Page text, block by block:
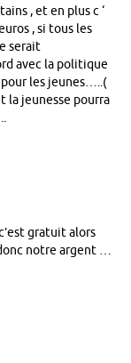
, et en plus c ‘
, si tous les
serait
avec la politique
les jeunes…..(
la jeunesse pourra
gratuit alors
notre argent …